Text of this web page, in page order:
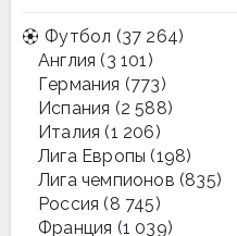
Футбол (37 264)
Англия (3 101)
Германия (773)
Испания (2 588)
Италия (1 206)
Лига Европы (198)
Лига чемпионов (835)
Россия (8 745)
Франция (1 039)